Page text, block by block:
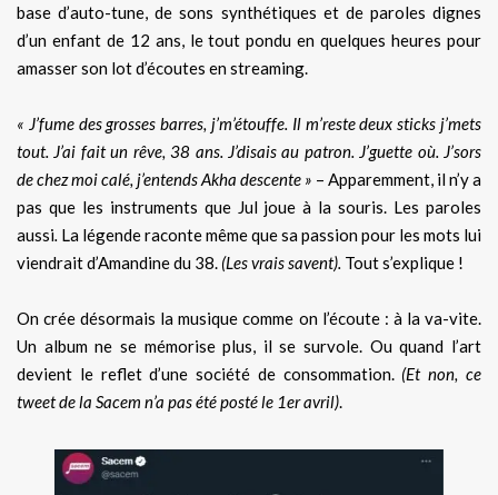
base d’auto-tune, de sons synthétiques et de paroles dignes
d’un enfant de 12 ans, le tout pondu en quelques heures pour
amasser son lot d’écoutes en streaming.
« J’fume des grosses barres, j’m’étouffe. Il m’reste deux sticks j’mets
tout. J’ai fait un rêve, 38 ans. J’disais au patron. J’guette où. J’sors
de chez moi calé, j’entends Akha descente » – Apparemment, il n’y a
pas que les instruments que Jul joue à la souris. Les paroles
aussi. La légende raconte même que sa passion pour les mots lui
viendrait d’Amandine du 38. (Les vrais savent). Tout s’explique !
On crée désormais la musique comme on l’écoute : à la va-vite.
Un album ne se mémorise plus, il se survole. Ou quand l’art
devient le reflet d’une société de consommation. (Et non, ce
tweet de la Sacem n’a pas été posté le 1er avril).